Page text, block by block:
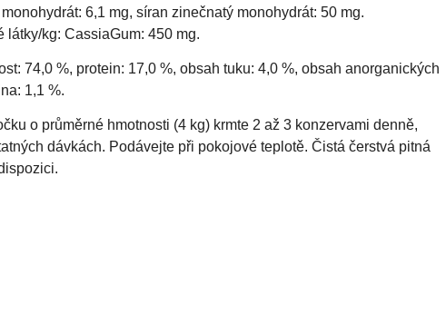
6,1 mg, síran zinečnatý monohydrát: 50 mg.
látky/kg: CassiaGum: 450 mg.
74,0 %, protein: 17,0 %, obsah tuku: 4,0 %, obsah anorganických
1,1 %.
o průměrné hmotnosti (4 kg) krmte 2 až 3 konzervami denně,
dávkách. Podávejte při pokojové teplotě. Čistá čerstvá pitná